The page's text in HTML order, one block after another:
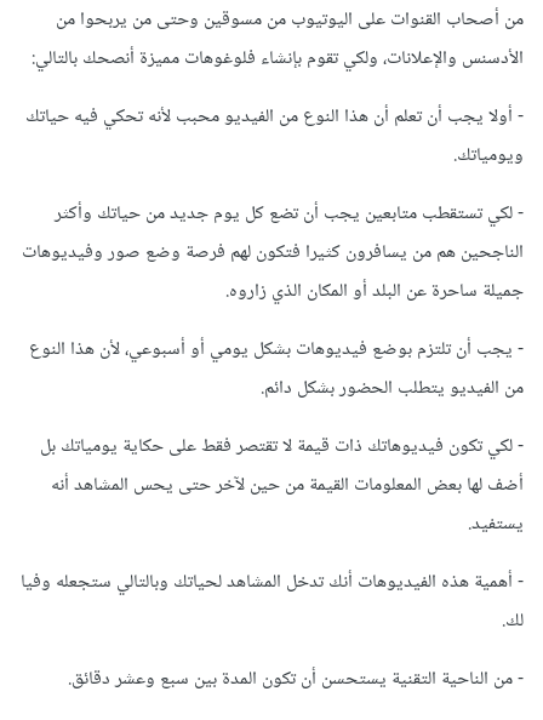
من أصحاب القنوات على اليوتيوب من مسوقين وحتى من يربحوا من
الأدسنس والإعلانات، ولكي تقوم بإنشاء فلوغوهات مميزة أنصحك بالتالي:
- أولا يجب أن تعلم أن هذا النوع من الفيديو محبب لأنه تحكي فيه حياتك
ويومياتك.
- لكي تستقطب متابعين يجب أن تضع كل يوم جديد من حياتك وأكثر
الناجحين هم من يسافرون كثيرا فتكون لهم فرصة وضع صور وفيديوهات
جميلة ساحرة عن البلد أو المكان الذي زاروه.
- يجب أن تلتزم بوضع فيديوهات بشكل يومي أو أسبوعي، لأن هذا النوع
من الفيديو يتطلب الحضور بشكل دائم.
- لكي تكون فيديوهاتك ذات قيمة لا تقتصر فقط على حكاية يومياتك بل
أضف لها بعض المعلومات القيمة من حين لآخر حتى يحس المشاهد أنه
يستفيد.
- أهمية هذه الفيديوهات أنك تدخل المشاهد لحياتك وبالتالي ستجعله وفيا
لك.
- من الناحية التقنية يستحسن أن تكون المدة بين سبع وعشر دقائق.